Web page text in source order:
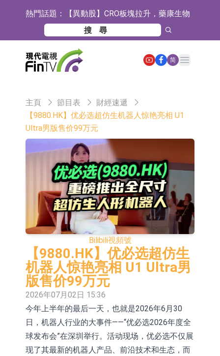
熱門話題： 【異動股】CRO板塊拉升，藥康生物
(688046.CN)漲19.99%
【異動股】診斷服務板塊拉升，貝瑞
基因(000710.CN)漲10.02%
「X-Day」西麗湖路演社清華校友電
子信息專場成功舉辦
【異動股】港股跌幅榜前十，賽迪顧
股(01271.HK)跌30.56%
展(02286.HK)漲+54.76%，金馬能源
(06885.HK)漲+44.17%
國泰君安國際(01788.HK)復牌
民富國際(08511.HK)復牌
浙江證監局對財通證券股份有限公司
採取出具警示函措施
山金國際：港股上市工作正常推進中
【異動股】港股跌幅榜前十，九福來
(08611.HK)跌21.43%，天瑞汽車内飾
(06162.HK)跌18.44%
【異動股】港股漲幅榜前十，佳明集
團控股(01271.HK)漲+78.22%，拿森
科技(02261.HK)漲+64.11%
斯迪克：公司為國內摺疊屏核心功能
材料供應商
恒瑞醫藥：公司已在中國獲批上市26
款1類創新藥、6款2類新藥
聚辰股份：公司VPD芯片已順利通過
目標客戶的測試認證
上期所：7月份對11個實際控制關系
賬戶組採取限制開倉的監管措施
特發服務：成功中標嗶哩嗶哩上海濱
江總部物業服務項目
亞太股份：公司是零跑汽車和
Stellantis集團的供應商
理工雷科面向邊緣AI場景推出"山
简
Open main menu
主頁 節目表
財經速遞
【9880.HK】优必选超仿生机器人惊艳亮相 U1
Ultra男版售价99万元
Bilibili視頻號
【9880.HK】优必选超仿生
机器人惊艳亮相 U1 Ultra男
版售价99万元
2026年07月02日 15:36
今年上半年的最后一天，也就是2026年6月30
日，机器人行业的大事件——“优必选2026年度全
球发布会”在深圳举行。活动现场，优必选不仅展
现了其最新的机器人产品、前沿技术和生态，而